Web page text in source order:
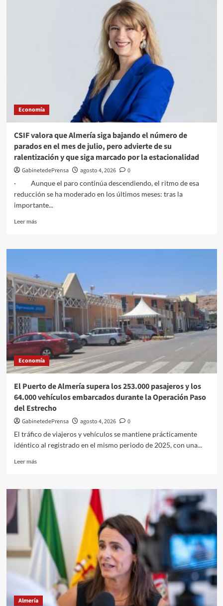
interior
en
el
barrio
de
QuemaderoRespuesta
policial
ante
incremento
Economía
CSIF valora que Almería siga bajando el número de
parados en el mes de julio, pero advierte de su
ralentización y que siga marcado por la estacionalidad
GabinetedePrensa agosto 4, 2026
0
· Aunque el paro continúa descendiendo, el ritmo de esa
reducción se ha moderado en los últimos meses: tras la
importante...
Leer másLeer
CSIF
Almería
siga
bajando
el
número
parados
en
el
mes
de
pero
advierte
de
su
y
que
marcado
estacionalidad
Economía
El Puerto de Almería supera los 253.000 pasajeros y los
64.000 vehículos embarcados durante la Operación Paso
del Estrecho
GabinetedePrensa agosto 4, 2026
0
El tráfico de viajeros y vehículos se mantiene prácticamente
idéntico al registrado en el mismo periodo de 2025, con una...
Leer másLeer
El
Puerto
de
Almería
supera
los
253.000
pasajeros
64.000
vehículos
embarcados
Almería